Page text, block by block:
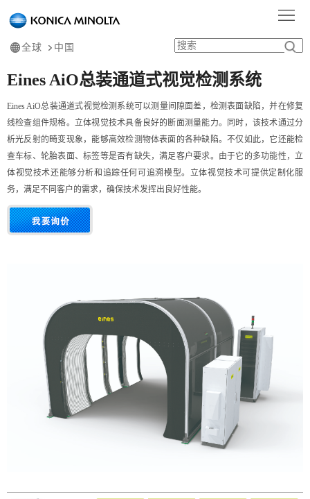
首
页
产
品
中
心
行
业
应
用
服
务
支
持
学
习
中
心
关
于
我
全球 中国
Eines AiO总装通道式视觉检测系统
Eines AiO总装通道式视觉检测系统可以测量间隙面差，检测表面缺陷，并在修复
线检查组件规格。立体视觉技术具备良好的断面测量能力。同时，该技术通过分
析光反射的畸变现象，能够高效检测物体表面的各种缺陷。不仅如此，它还能检
查车标、轮胎表面、标签等是否有缺失，满足客户要求。由于它的多功能性，立
体视觉技术还能够分析和追踪任何可追溯模型。立体视觉技术可提供定制化服
务，满足不同客户的需求，确保技术发挥出良好性能。